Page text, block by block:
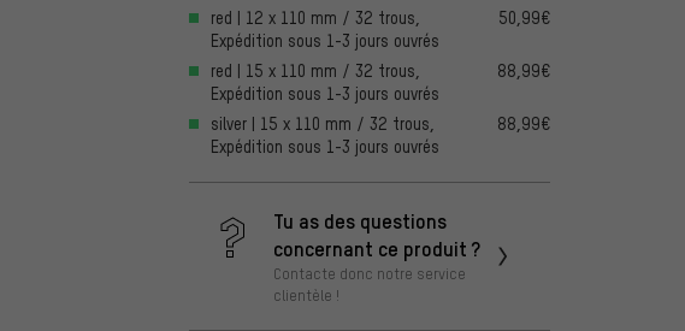
red | 12 x 110 mm / 32 trous,
Expédition sous 1-3 jours ouvrés
50,99€
red | 15 x 110 mm / 32 trous,
Expédition sous 1-3 jours ouvrés
88,99€
silver | 15 x 110 mm / 32 trous,
Expédition sous 1-3 jours ouvrés
88,99€
Tu as des questions
concernant ce produit ?
Contacte donc notre service
clientèle !